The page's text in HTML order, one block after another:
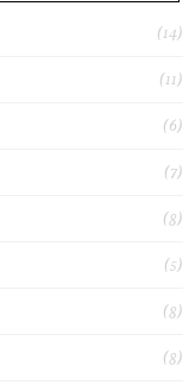
(14)
(11)
(6)
(7)
(8)
(5)
(8)
(8)